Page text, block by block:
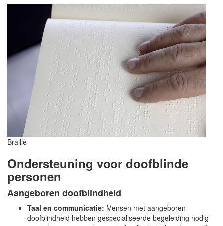
Braille
Ondersteuning voor doofblinde
personen
Aangeboren doofblindheid
Taal en communicatie: Mensen met aangeboren
doofblindheid hebben gespecialiseerde begeleiding nodig